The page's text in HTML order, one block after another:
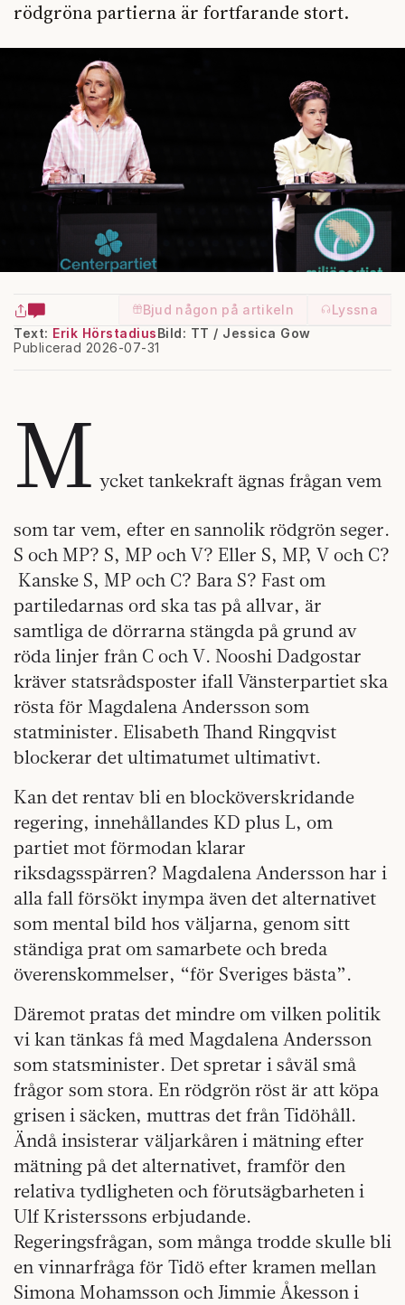
rödgröna partierna är fortfarande stort.
Bjud någon på artikeln
Lyssna
Text: Erik Hörstadius
Publicerad 2026-07-31
Bild: TT / Jessica Gow
M ycket tankekraft ägnas frågan vem
som tar vem, efter en sannolik rödgrön seger.
S och MP? S, MP och V? Eller S, MP, V och C?
Kanske S, MP och C? Bara S? Fast om
partiledarnas ord ska tas på allvar, är
samtliga de dörrarna stängda på grund av
röda linjer från C och V. Nooshi Dadgostar
kräver statsrådsposter ifall Vänsterpartiet ska
rösta för Magdalena Andersson som
statminister. Elisabeth Thand Ringqvist
blockerar det ultimatumet ultimativt.
Kan det rentav bli en blocköverskridande
regering, innehållandes KD plus L, om
partiet mot förmodan klarar
riksdagsspärren? Magdalena Andersson har i
alla fall försökt inympa även det alternativet
som mental bild hos väljarna, genom sitt
ständiga prat om samarbete och breda
överenskommelser, “för Sveriges bästa”.
Däremot pratas det mindre om vilken politik
vi kan tänkas få med Magdalena Andersson
som statsminister. Det spretar i såväl små
frågor som stora. En rödgrön röst är att köpa
grisen i säcken, muttras det från Tidöhåll.
Ändå insisterar väljarkåren i mätning efter
mätning på det alternativet, framför den
relativa tydligheten och förutsägbarheten i
Ulf Kristerssons erbjudande.
Regeringsfrågan, som många trodde skulle bli
en vinnarfråga för Tidö efter kramen mellan
Simona Mohamsson och Jimmie Åkesson i